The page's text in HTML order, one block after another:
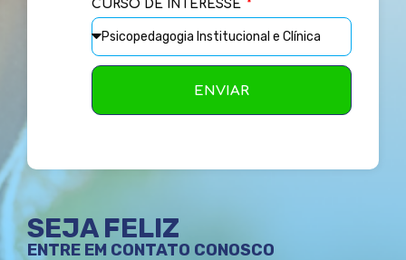
SEJA FELIZ
ENTRE EM CONTATO CONOSCO
CURSO DE INTERESSE
ENVIAR